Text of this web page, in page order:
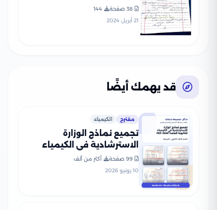
الثانوي
38 صفحة
144
21 أبريل 2024
قد يهمك أيضًا
مقترح الكيمياء
تجميع نماذج الوزارة
الاسترشادية في الكيمياء
للثانوية العامة 2026 PDF
99 صفحة
أكثر من ألف
10 يونيو 2026